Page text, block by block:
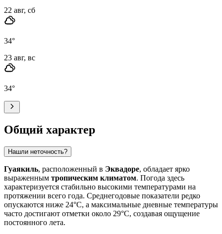
22 авг, сб
34°
23 авг, вс
34°
Общий характер
Нашли неточность?
Гуаякиль, расположенный в Эквадоре, обладает ярко
выраженным тропическим климатом. Погода здесь
характеризуется стабильно высокими температурами на
протяжении всего года. Среднегодовые показатели редко
опускаются ниже 24°C, а максимальные дневные температуры
часто достигают отметки около 29°C, создавая ощущение
постоянного лета.